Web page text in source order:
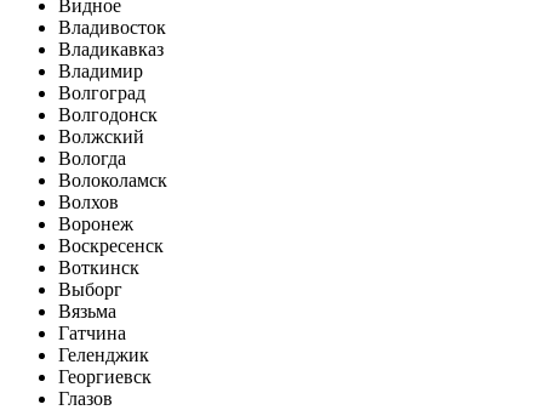
Видное
Владивосток
Владикавказ
Владимир
Волгоград
Волгодонск
Волжский
Вологда
Волоколамск
Волхов
Воронеж
Воскресенск
Воткинск
Выборг
Вязьма
Гатчина
Геленджик
Георгиевск
Глазов